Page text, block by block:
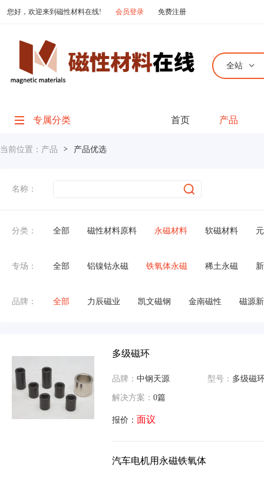
您好，欢迎来到磁性材料在线! 会员登录 免费注册
全站
专属分类 首页 产品
当前位置： 产品 > 产品优选
名称：
分类： 全部 磁性材料原料 永磁材料 软磁材料
专场： 全部 铝镍钴永磁 铁氧体永磁 稀土永磁
品牌： 全部 力辰磁业 凯文磁钢 金南磁性 磁源
多级磁环
品牌： 中钢天源 型号： 多级磁
解决方案： 0篇
报价： 面议
汽车电机用永磁铁氧体